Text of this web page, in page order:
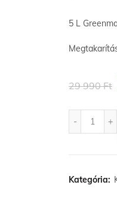
5 L
29 990Ft
Kategória: